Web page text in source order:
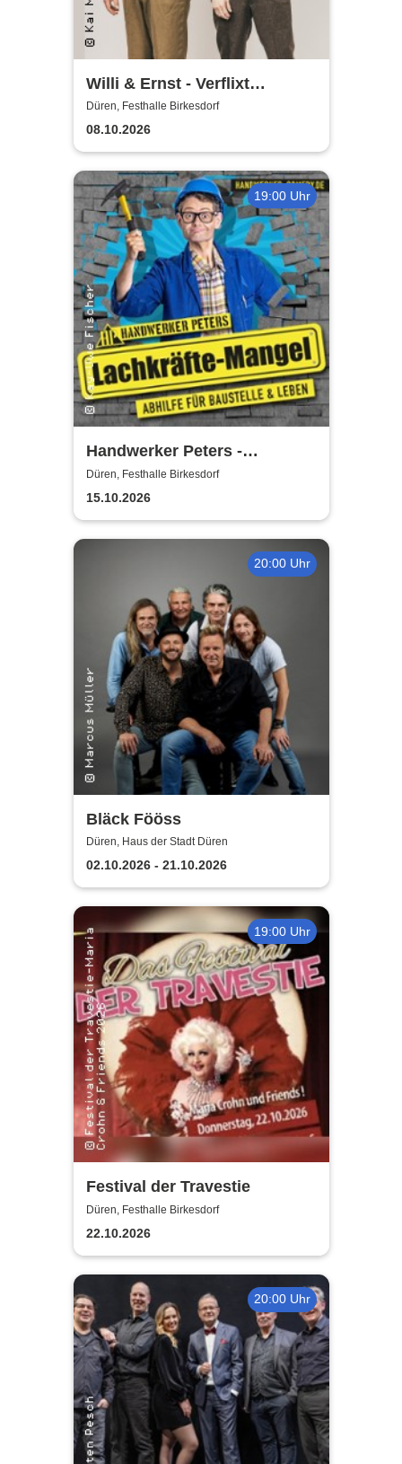
Willi & Ernst - Verflixt
nochemol
Düren, Festhalle Birkesdorf
08.10.2026
19:00 Uhr
Handwerker Peters -
Lachkräfte-Mangel | Abhilfe
für Baustelle & Leben
Düren, Festhalle Birkesdorf
15.10.2026
20:00 Uhr
Bläck Fööss
Düren, Haus der Stadt Düren
02.10.2026 - 21.10.2026
19:00 Uhr
Festival der Travestie
Düren, Festhalle Birkesdorf
22.10.2026
20:00 Uhr